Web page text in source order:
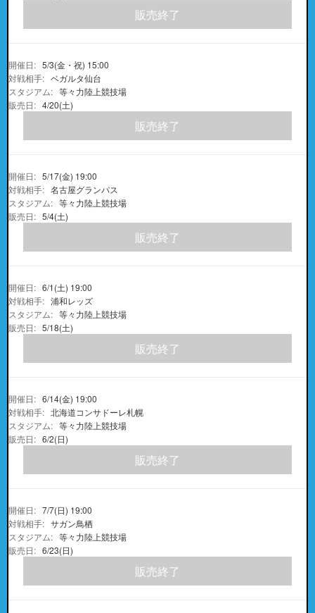
販売終了
5/3(金・祝) 15:00
ベガルタ仙台
等々力陸上競技場
4/20(土)
販売終了
5/17(金) 19:00
名古屋グランパス
等々力陸上競技場
5/4(土)
販売終了
6/1(土) 19:00
浦和レッズ
等々力陸上競技場
5/18(土)
販売終了
6/14(金) 19:00
北海道コンサドーレ札幌
等々力陸上競技場
6/2(日)
販売終了
7/7(日) 19:00
サガン鳥栖
等々力陸上競技場
6/23(日)
販売終了